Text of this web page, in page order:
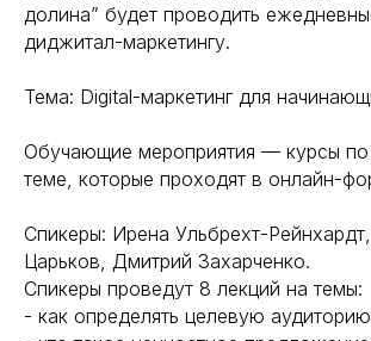
долина” будет проводить
диджитал-маркетингу.
Тема: Digital-маркетинг для
Обучающие мероприятия — курсы
теме, которые проходят в онлайн-
Спикеры: Ирена Ульбрехт-
Царьков, Дмитрий Захарченко.
Спикеры проведут 8 лекций на темы:
- как определять целевую